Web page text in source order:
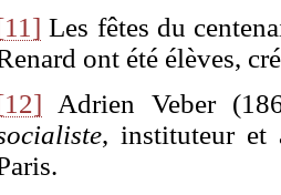
Les fêtes du
ont été élèves,
Adrien Veber
, instituteur et